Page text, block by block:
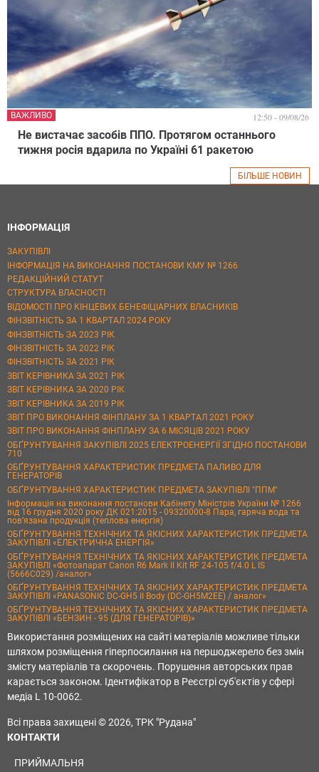
Не вистачає засобів ППО. Протягом останнього
тижня росія вдарила по Україні 61 ракетою
ВАЖЛИВО 12:50 - 09/08/26
БІЛЬШЕ НОВИН
ІНФОРМАЦІЯ
ЗАКУПІВЛІ
ІНФОРМАЦІЯ НА ВИКОНАННЯ ПОСТАНОВИ КМУ № 1266
РЕДАКЦІЙНИЙ СТАТУТ
СТРУКТУРА ВЛАСНОСТІ
ВІДОМОСТІ ПРО КІНЦЕВИХ БЕНЕФІЦІАРНИХ ВЛАСНИКІВ
ФІНЗВІТНІСТЬ ЗА 1 КВАРТАЛ 2024 РОКУ
ФІНЗВІТНІСТЬ ЗА 2023 РІК
ФІНЗВІТНІСТЬ ЗА 2022 РІК
ФІНЗВІТНІСТЬ ЗА 2021 РІК
ЗВІТ КЕРІВНИКА ЗА 2021 РІК
ЗВІТ КЕРІВНИКА ЗА 2020 РІК
ЗВІТ КЕРІВНИКА ЗА 2019 РІК
ЗВІТ ПРО ВИКОНАННЯ ФІНПЛАНУ ЗА 1 КВАРТАЛ 2021 РОКУ
ЗВІТ ПРО ВИКОНАННЯ ФІНПЛАНУ ЗА 6 МІСЯЦІВ 2021 РОКУ
ОБҐРУНТУВАННЯ ЗАКУПІВЛІ 2025 ЕЛЕКТРОЕНЕРГІЇ ЗГІДНО ПОСТАНОВИ
710
ОБҐРУНТУВАННЯ ХАРАКТЕРИСТИК ПРЕДМЕТА ПАЛИВО ДЛЯ
ГЕНЕРАТОРІВ
ОБҐРУНТУВАННЯ ХАРАКТЕРИСТИК ПРЕДМЕТА ЗАКУПІВЛІ "ППМ"
Інформація на виконання постанови Кабінету Міністрів України № 1266
від 16 грудня 2020 року ДК 021:2015 - 09320000-8 Пара, гаряча вода та
пов’язана продукція (теплова енергія)
ОБҐРУНТУВАННЯ ТЕХНІЧНИХ ТА ЯКІСНИХ ХАРАКТЕРИСТИК ПРЕДМЕТА
ЗАКУПІВЛІ «ЕЛЕКТРИЧНА ЕНЕРГІЯ»
ОБҐРУНТУВАННЯ ТЕХНІЧНИХ ТА ЯКІСНИХ ХАРАКТЕРИСТИК ПРЕДМЕТА
ЗАКУПІВЛІ «Фотоапарат Canon R6 Mark II Kit RF 24-105 f/4.0 L IS
(5666C029) /аналог»
ОБҐРУНТУВАННЯ ТЕХНІЧНИХ ТА ЯКІСНИХ ХАРАКТЕРИСТИК ПРЕДМЕТА
ЗАКУПІВЛІ «PANASONIC DC-GH5 II Body (DC-GH5M2EE) / аналог»
ОБҐРУНТУВАННЯ ТЕХНІЧНИХ ТА ЯКІСНИХ ХАРАКТЕРИСТИК ПРЕДМЕТА
ЗАКУПІВЛІ «БЕНЗИН - 95 (ДЛЯ ГЕНЕРАТОРІВ)»
Використання розміщених на сайті матеріалів можливе тільки
шляхом розміщення гіперпосилання на першоджерело без змін
змісту матеріалів та скорочень. Порушення авторських прав
карається законом. Ідентифікатор в Реєстрі суб'єктів у сфері
медіа L 10-0062.
Всі права захищені © 2026, ТРК "Рудана"
КОНТАКТИ
ПРИЙМАЛЬНЯ